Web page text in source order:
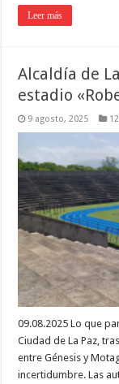
Leer más
Alcaldía de
estadio
9 agosto, 2025
09.08.2025 Lo que
Ciudad de La Paz,
entre Génesis y
incertidumbre. Las